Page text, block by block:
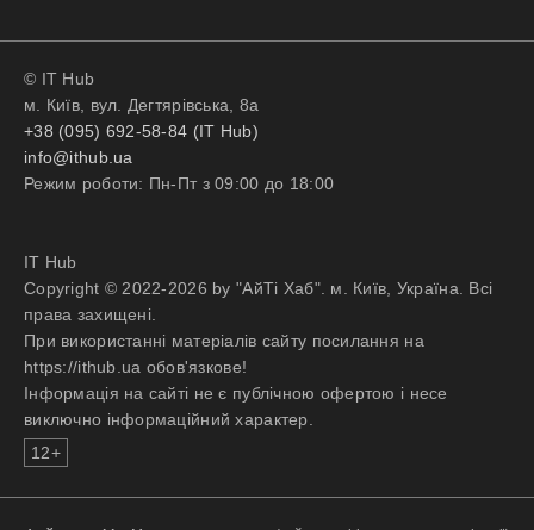
© IT Hub
м. Київ, вул. Дегтярівська, 8а
+38 (095) 692-58-84 (IT Hub)
info@ithub.ua
Режим роботи: Пн-Пт з 09:00 до 18:00
IT Hub
Copyright © 2022-2026 by "АйТі Хаб". м. Київ, Україна. Всі
права захищені.
При використанні матеріалів сайту посилання на
https://ithub.ua обов'язкове!
Інформація на сайті не є публічною офертою і несе
виключно інформаційний характер.
12+